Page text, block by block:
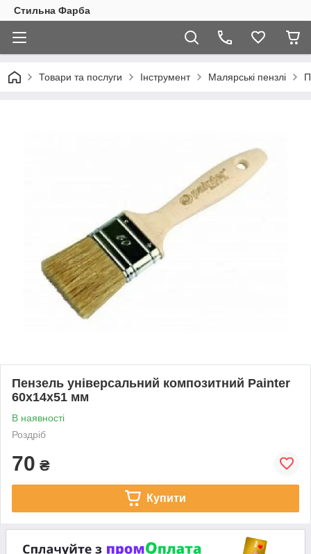
Стильна Фарба
Товари та послуги Інструмент Малярські пензлі
Пензель універсальний композитний Painter
60х14х51 мм
В наявності
Роздріб
70 ₴
Купити